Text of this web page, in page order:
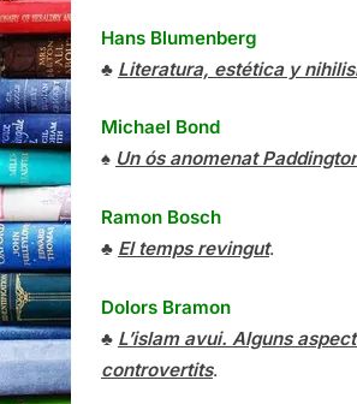
Hans Blumenberg
♣ Literatura, estética y
Michael Bond
♠ Un ós anomenat
Ramon Bosch
♣ El temps revingut.
Dolors Bramon
♣ L’islam avui. Alguns
controvertits.